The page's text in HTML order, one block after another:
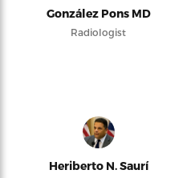
González Pons MD
Radiologist
Heriberto N. Saurí